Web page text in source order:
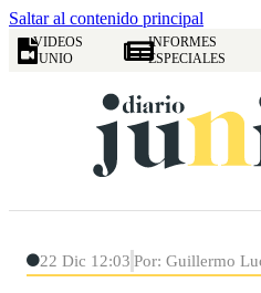
Saltar al contenido principal
VIDEOS
JUNIO
INFORMES
ESPECIALES
22 Dic 12:03 Por: Guillermo